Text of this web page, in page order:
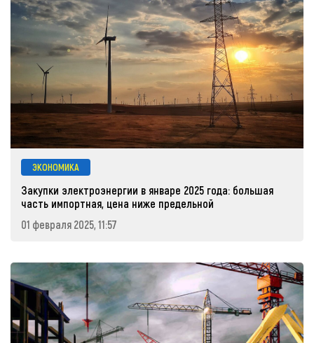
ЭКОНОМИКА
Закупки электроэнергии в январе 2025 года: большая
часть импортная, цена ниже предельной
01 февраля 2025, 11:57